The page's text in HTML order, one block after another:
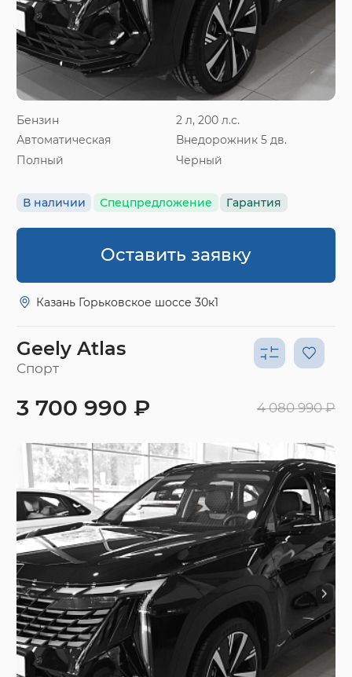
Бензин
2 л, 200 л.с.
Автоматическая
Внедорожник 5 дв.
Полный
Черный
В наличии Спецпредложение Гарантия
Оставить заявку
Казань Горьковское шоссе 30к1
Geely Atlas
Спорт
3 700 990 ₽ 4 080 990 ₽